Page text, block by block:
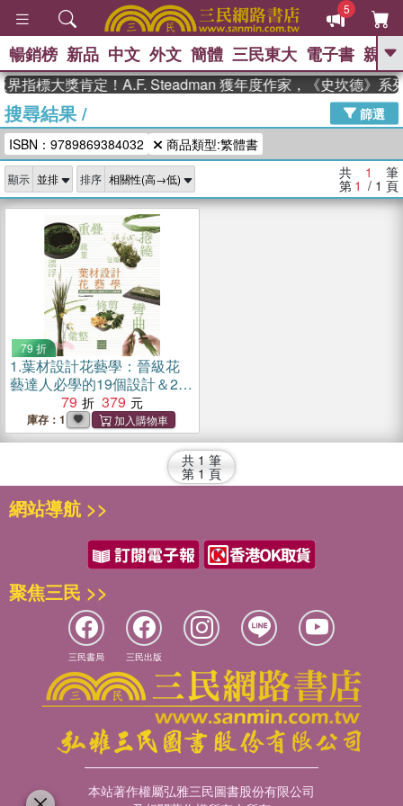
5
GO
高希均教授回憶錄
、 The Odyssey 、 父親節 、 如果歷
史是一群喵 、
獎 臺灣漫遊錄 、 方念華 、 台灣的李
登輝時代
數學女孩：黎曼猜想 、
偉大的迷走神經
暢銷榜 新品 中文 外文 簡體 三民東大 電子書 親子
指標大獎肯定！A.F. Steadman 獲年度作家，《史坎德》系
搜尋結果/
篩選
ISBN：9789869384032
商品類型:繁體書
顯示 排序 共 1 筆
第 1 / 1 頁
79 折
1.葉材設計花藝學：晉級花
藝達人必學的19個設計＆21
堂應用課79 379
庫存：1
共 1 筆
第 1 頁
網站導航 >>
聚焦三民 >>
三民書局 三民出版
本站著作權屬弘雅三民圖書股份有限公司